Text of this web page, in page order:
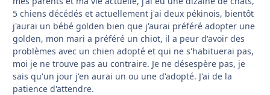
5 chiens décédés et actuellement j'ai deux pékinois, bientôt
j'aurai un bébé golden bien que j'aurai préféré adopter une
golden, mon mari a préféré un chiot, il a peur d'avoir des
problèmes avec un chien adopté et qui ne s'habituerai pas,
moi je ne trouve pas au contraire. Je ne désespère pas, je
sais qu'un jour j'en aurai un ou une d'adopté. J'ai de la
patience d'attendre.